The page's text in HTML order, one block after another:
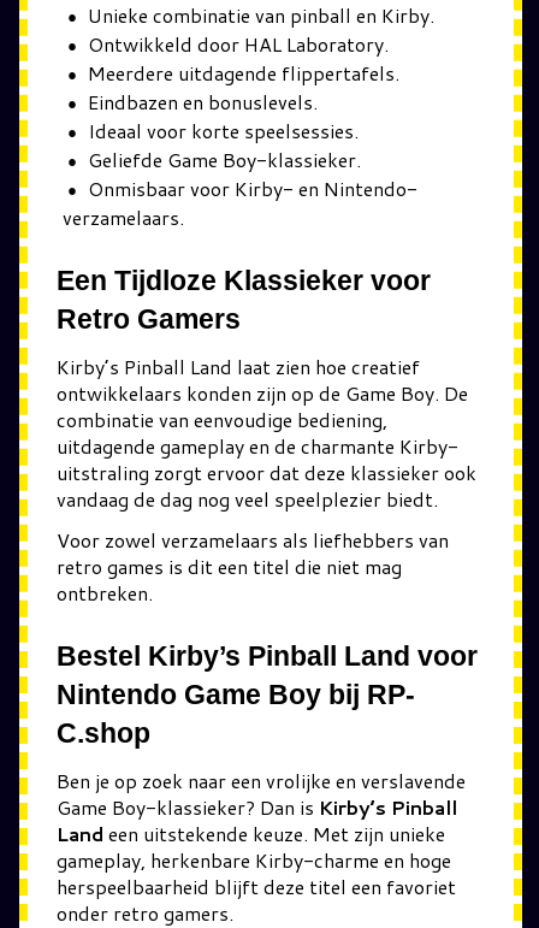
Unieke combinatie van pinball en Kirby.
Ontwikkeld door HAL Laboratory.
Meerdere uitdagende flippertafels.
Eindbazen en bonuslevels.
Ideaal voor korte speelsessies.
Geliefde Game Boy-klassieker.
Onmisbaar voor Kirby- en Nintendo-
verzamelaars.
Een Tijdloze Klassieker voor
Retro Gamers
Kirby’s Pinball Land laat zien hoe creatief
ontwikkelaars konden zijn op de Game Boy. De
combinatie van eenvoudige bediening,
uitdagende gameplay en de charmante Kirby-
uitstraling zorgt ervoor dat deze klassieker ook
vandaag de dag nog veel speelplezier biedt.
Voor zowel verzamelaars als liefhebbers van
retro games is dit een titel die niet mag
ontbreken.
Bestel Kirby’s Pinball Land voor
Nintendo Game Boy bij RP-
C.shop
Ben je op zoek naar een vrolijke en verslavende
Game Boy-klassieker? Dan is Kirby’s Pinball
Land een uitstekende keuze. Met zijn unieke
gameplay, herkenbare Kirby-charme en hoge
herspeelbaarheid blijft deze titel een favoriet
onder retro gamers.